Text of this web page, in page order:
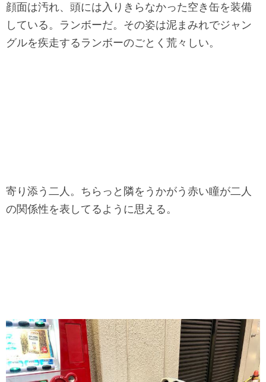
顔面は汚れ、頭には入りきらなかった空き缶を装備
している。ランボーだ。その姿は泥まみれでジャン
グルを疾走するランボーのごとく荒々しい。
寄り添う二人。ちらっと隣をうかがう赤い瞳が二人
の関係性を表してるように思える。